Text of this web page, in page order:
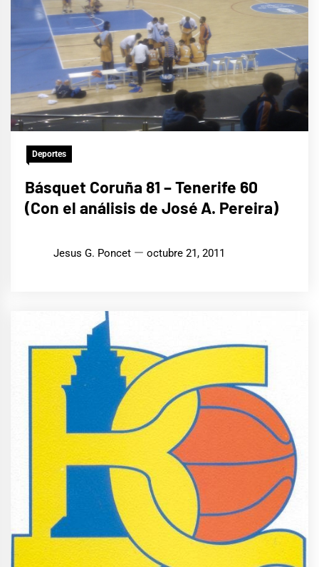
Deportes
Básquet Coruña 81 – Tenerife 60
(Con el análisis de José A. Pereira)
Jesus G. Poncet octubre 21, 2011